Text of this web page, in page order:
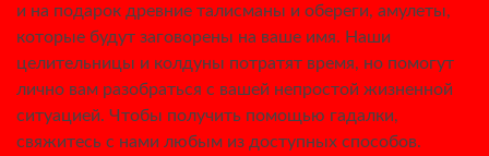
и на подарок древние талисманы и обереги, амулеты,
которые будут заговорены на ваше имя. Наши
целительницы и колдуны потратят время, но помогут
лично вам разобраться с вашей непростой жизненной
ситуацией. Чтобы получить помощью гадалки,
свяжитесь с нами любым из доступных способов.